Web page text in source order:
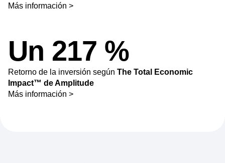
Más información >
Un 217 %
Retorno de la inversión según The Total Economic
Impact™ de Amplitude
Más información >